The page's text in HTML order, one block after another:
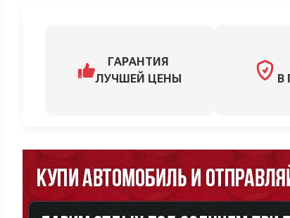
ГАРАНТИЯ
ЛУЧШЕЙ ЦЕНЫ
В